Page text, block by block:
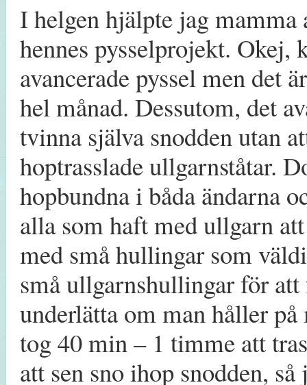
I helgen hjälpte jag
hennes pysselprojekt. Okej,
avancerade pyssel men det
hel månad. Dessutom, det
tvinna själva snodden utan
hoptrasslade ullgarnståtar.
hopbundna i båda ändarna
alla som haft med ullgarn
med små hullingar som
små ullgarnshullingar för
underlätta om man håller
tog 40 min – 1 timme att
att sen sno ihop snodden,